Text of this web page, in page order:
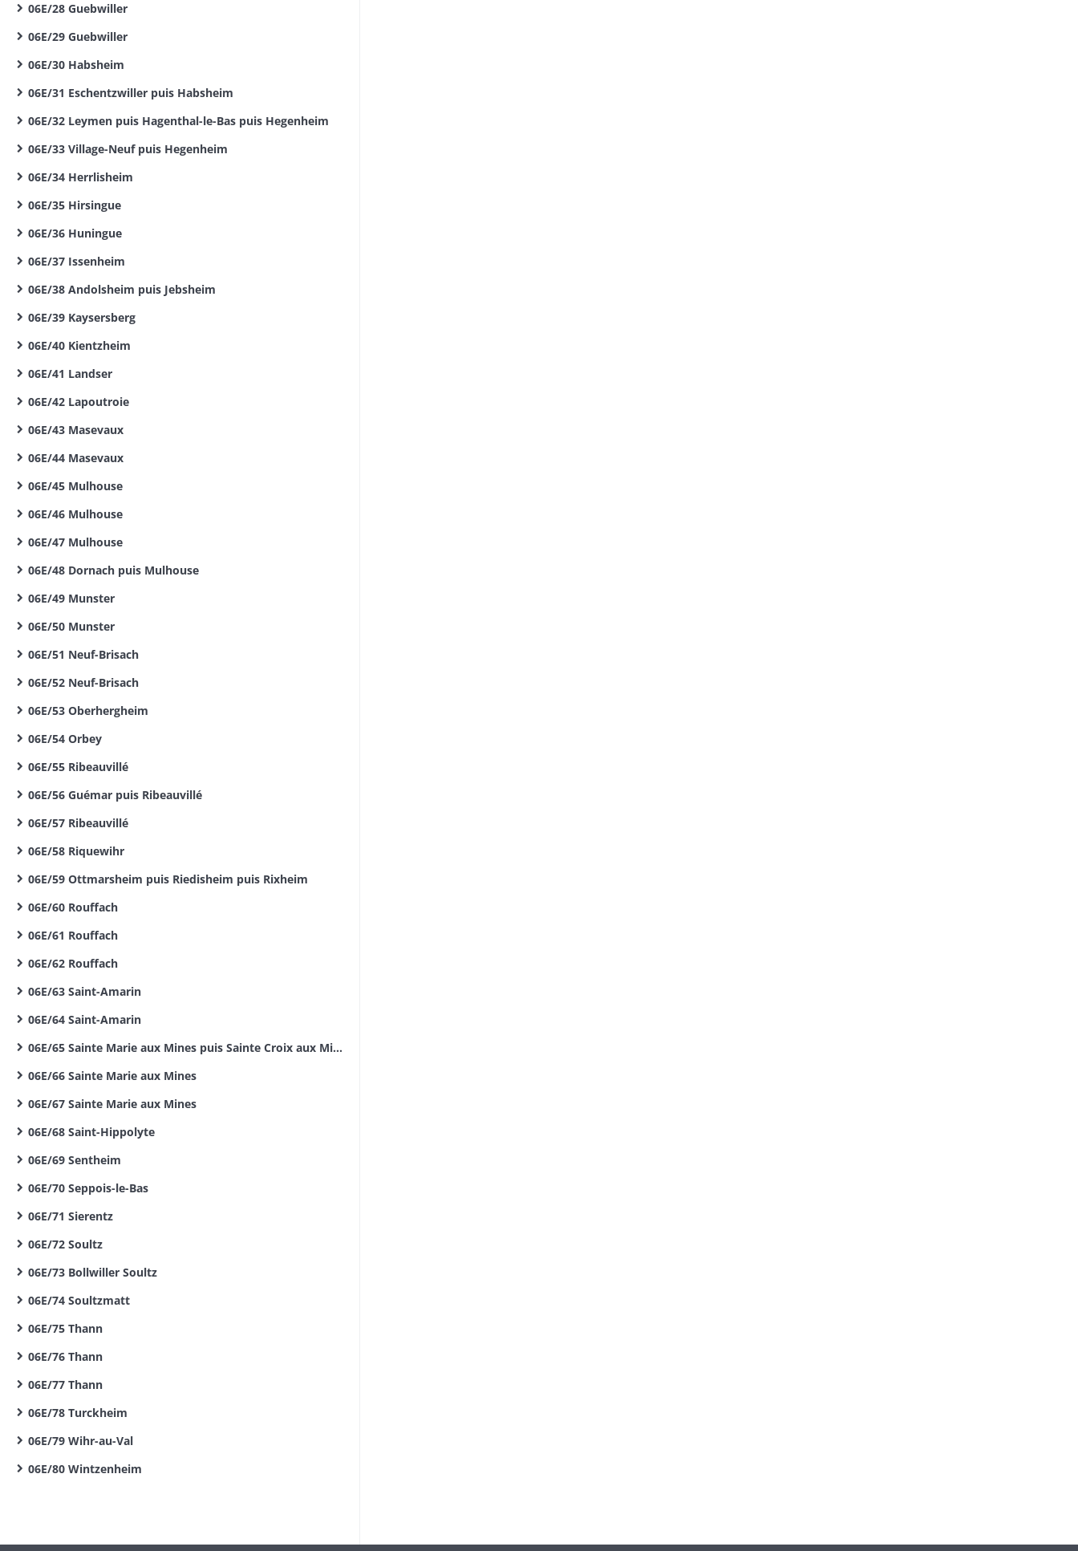
06E/28 Guebwiller
06E/29 Guebwiller
06E/30 Habsheim
06E/31 Eschentzwiller puis Habsheim
06E/32 Leymen puis Hagenthal-le-Bas puis Hegenheim
06E/33 Village-Neuf puis Hegenheim
06E/34 Herrlisheim
06E/35 Hirsingue
06E/36 Huningue
06E/37 Issenheim
06E/38 Andolsheim puis Jebsheim
06E/39 Kaysersberg
06E/40 Kientzheim
06E/41 Landser
06E/42 Lapoutroie
06E/43 Masevaux
06E/44 Masevaux
06E/45 Mulhouse
06E/46 Mulhouse
06E/47 Mulhouse
06E/48 Dornach puis Mulhouse
06E/49 Munster
06E/50 Munster
06E/51 Neuf-Brisach
06E/52 Neuf-Brisach
06E/53 Oberhergheim
06E/54 Orbey
06E/55 Ribeauvillé
06E/56 Guémar puis Ribeauvillé
06E/57 Ribeauvillé
06E/58 Riquewihr
06E/59 Ottmarsheim puis Riedisheim puis Rixheim
06E/60 Rouffach
06E/61 Rouffach
06E/62 Rouffach
06E/63 Saint-Amarin
06E/64 Saint-Amarin
06E/65 Sainte Marie aux Mines puis Sainte Croix aux Mines
06E/66 Sainte Marie aux Mines
06E/67 Sainte Marie aux Mines
06E/68 Saint-Hippolyte
06E/69 Sentheim
06E/70 Seppois-le-Bas
06E/71 Sierentz
06E/72 Soultz
06E/73 Bollwiller Soultz
06E/74 Soultzmatt
06E/75 Thann
06E/76 Thann
06E/77 Thann
06E/78 Turckheim
06E/79 Wihr-au-Val
06E/80 Wintzenheim